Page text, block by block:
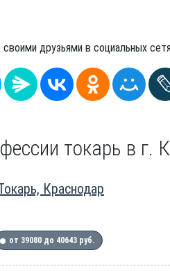
друзьями в социальных
токарь в г.
Краснодар
от 39080 до 40643 руб.